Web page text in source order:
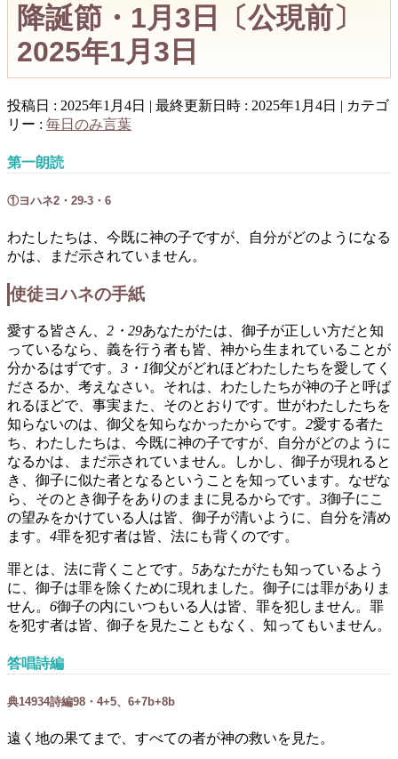
降誕節・1月3日〔公現前〕
2025年1月3日
投稿日 : 2025年1月4日 最終更新日時 : 2025年1月4日
カテゴ
リー : 毎日のみ言葉
第一朗読
①ヨハネ2・29-3・6
わたしたちは、今既に神の子ですが、自分がどのようになる
かは、まだ示されていません。
使徒ヨハネの手紙
愛する皆さん、 2・29あなたがたは、御子が正しい方だと知
っているなら、義を行う者も皆、神から生まれていることが
分かるはずです。 3・1御父がどれほどわたしたちを愛してく
ださるか、考えなさい。それは、わたしたちが神の子と呼ば
れるほどで、事実また、そのとおりです。世がわたしたちを
知らないのは、御父を知らなかったからです。 2愛する者た
ち、わたしたちは、今既に神の子ですが、自分がどのように
なるかは、まだ示されていません。しかし、御子が現れると
き、御子に似た者となるということを知っています。なぜな
ら、そのとき御子をありのままに見るからです。 3御子にこ
の望みをかけている人は皆、御子が清いように、自分を清め
ます。 4罪を犯す者は皆、法にも背くのです。
罪とは、法に背くことです。 5あなたがたも知っているよう
に、御子は罪を除くために現れました。御子には罪がありま
せん。 6御子の内にいつもいる人は皆、罪を犯しません。罪
を犯す者は皆、御子を見たこともなく、知ってもいません。
答唱詩編
典14934詩編98・4+5、6+7b+8b
遠く地の果てまで、すべての者が神の救いを見た。